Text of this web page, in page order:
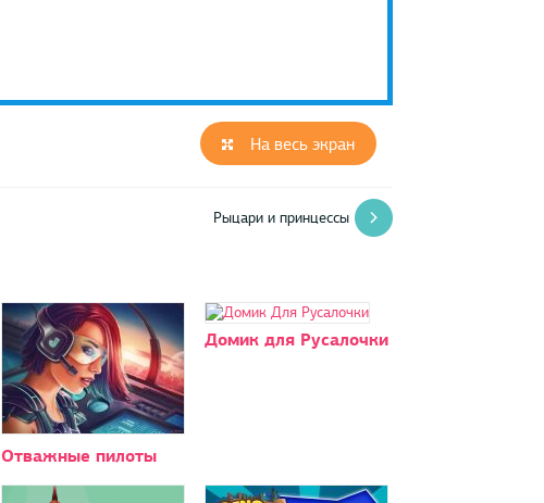
На весь экран
Рыцари и принцессы
Отважные пилоты
Домик для Русалочки